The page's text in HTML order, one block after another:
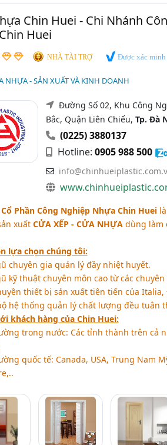
Chin Huei - Chi Nhánh
Huei
NHÀ TÀI TRỢ Được xác minh
NHỰA - SẢN XUẤT VÀ KINH DOANH
Đường Số 02, Khu Công
Bắc, Quận Liên Chiểu, Tp. Đà
(0225) 3880137
Hotline: 0905 988 500
Phần Công Nghiệp Nhựa Chin Hueilà
xuất CỬA XẾP - CỬA NHỰAdùng làm
lựa chọn chúng tôi:
chuyên gia quản lý đầy nhiệt huyết.
kỹ thuật chuyên môn cao từ các
thiết bị sản xuất tiên tiến của Italia,
hệ thống quản lý chất lượng đều tuân
khách hàng của Chin Huei:
trong nước: Các tỉnh thành trên cả
quốc tế: Canada, USA, Trung Nam